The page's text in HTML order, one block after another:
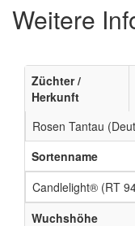
Weitere
Züchter /
Herkunft
Rosen Tantau
Sortenname
Candlelight® (RT
Wuchshöhe